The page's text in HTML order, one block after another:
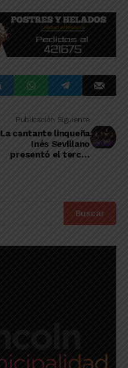
Publicación Siguiente
La cantante linqueña
Inés Sevillano
presentó el tercer
Buscar